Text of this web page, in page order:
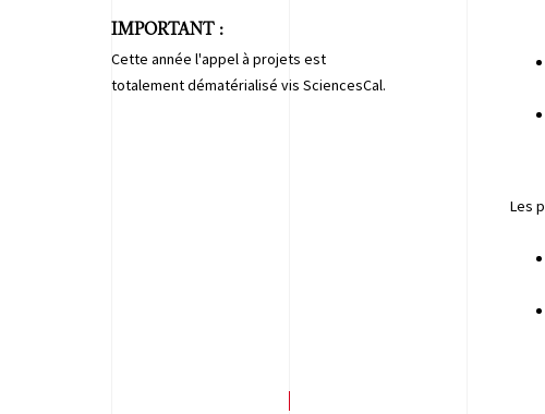
IMPORTANT :
Cette année l'appel à projets est
totalement dématérialisé vis SciencesCal.
Les